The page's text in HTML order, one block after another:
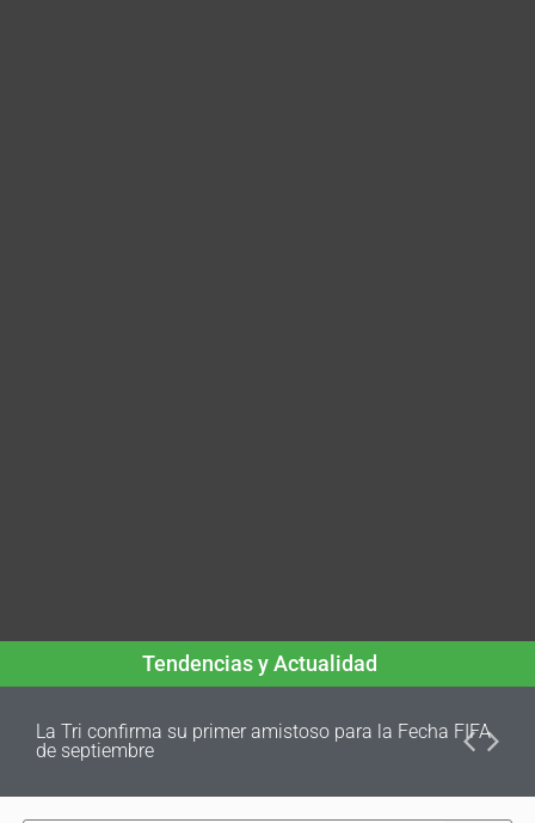
Tendencias y Actualidad
La Tri confirma su primer amistoso para la Fecha FIFA
de septiembre